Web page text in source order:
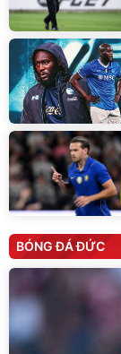
BÓNG ĐÁ ĐỨC